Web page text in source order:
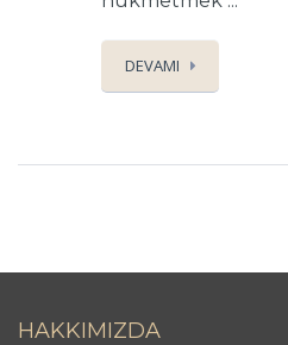
DEVAMI
HAKKIMIZDA